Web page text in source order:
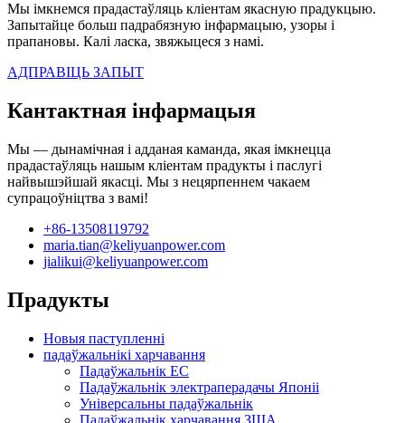
Мы імкнемся прадастаўляць кліентам якасную прадукцыю.
Запытайце больш падрабязную інфармацыю, узоры і
прапановы. Калі ласка, звяжыцеся з намі.
АДПРАВІЦЬ ЗАПЫТ
Кантактная інфармацыя
Мы — дынамічная і адданая каманда, якая імкнецца
прадастаўляць нашым кліентам прадукты і паслугі
найвышэйшай якасці. Мы з нецярпеннем чакаем
супрацоўніцтва з вамі!
+86-13508119792
maria.tian@keliyuanpower.com
jialikui@keliyuanpower.com
Прадукты
Новыя паступленні
падаўжальнікі харчавання
Падаўжальнік ЕС
Падаўжальнік электраперадачы Японіі
Універсальны падаўжальнік
Падаўжальнік харчавання ЗША